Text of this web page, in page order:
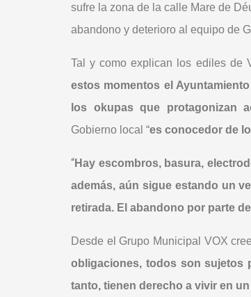
sufre la zona de la calle Mare de
abandono y deterioro al equipo de
Tal y como explican los ediles de
estos momentos el
los okupas que protagonizan
Gobierno local “es conocedor de
“Hay escombros, basura,
además, aún sigue estando un
retirada. El abandono por parte
Desde el Grupo Municipal VOX
obligaciones, todos son sujetos
tanto, tienen derecho a vivir en